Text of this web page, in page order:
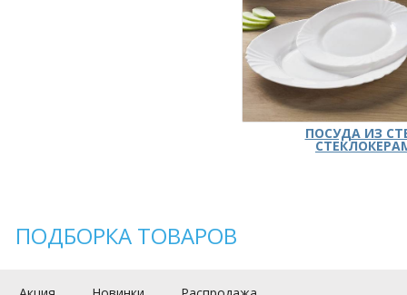
ПОСУДА ИЗ
ПОДБОРКА ТОВАРОВ